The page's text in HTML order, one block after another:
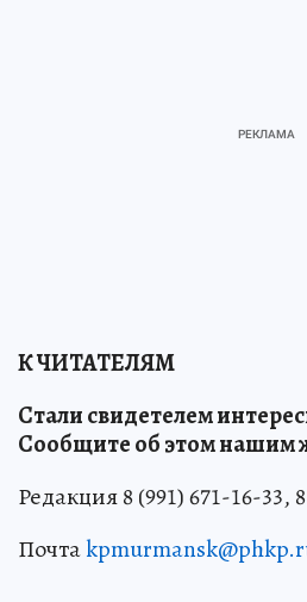
К ЧИТАТЕЛЯМ
Стали свидетелем
Сообщите об этом нашим
Редакция 8 (991) 671-16-33,
Почта